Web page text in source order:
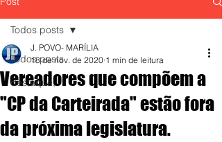
Todos posts
destaque,
Todos posts
Vereadores que compõem a
"CP da Carteirada" estão fora
da próxima legislatura.
J. POVO- MARÍLIA
18 de nov. de 2020 1 min de leitura